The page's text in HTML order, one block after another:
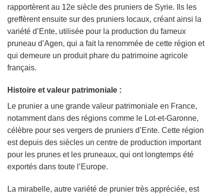
rapportèrent au 12e siècle des pruniers de Syrie. Ils les
greffèrent ensuite sur des pruniers locaux, créant ainsi la
variété d’Ente, utilisée pour la production du fameux
pruneau d’Agen, qui a fait la renommée de cette région et
qui demeure un produit phare du patrimoine agricole
français.
Histoire et valeur patrimoniale :
Le prunier a une grande valeur patrimoniale en France,
notamment dans des régions comme le Lot-et-Garonne,
célèbre pour ses vergers de pruniers d’Ente. Cette région
est depuis des siècles un centre de production important
pour les prunes et les pruneaux, qui ont longtemps été
exportés dans toute l’Europe.
La mirabelle, autre variété de prunier très appréciée, est